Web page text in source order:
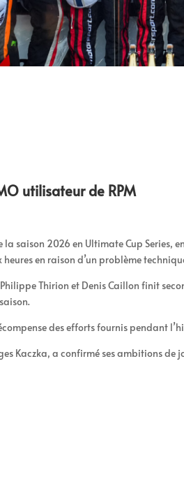
utilisateur de RPM
la saison 2026 en Ultimate Cup
en raison d’un problème
Thirion et Denis Caillon finit
des efforts fournis pendant
Kaczka, a confirmé ses ambitions de